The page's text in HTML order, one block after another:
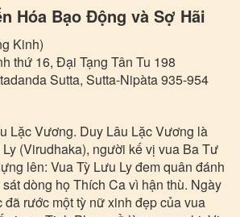
Hóa Bạo Động và Sợ Hãi
Kinh)
thứ 16, Đại Tạng Tân Tu 198
Sutta, Sutta-Nipàta 935-954
Lặc Vương. Duy Lâu Lặc Vương là
(Virudhaka), người kế vị vua Ba Tư
lên: Vua Tỳ Lưu Ly đem quân đánh
dòng họ Thích Ca vì hận thù. Ngày
rước một tỳ nữ xinh đẹp của vua